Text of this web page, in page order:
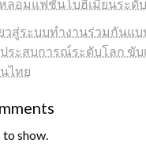
ลอมแฟชั่นโบฮีเมียนระดั
วสู่ระบบทำงานร่วมกันแบ
ประสบการณ์ระดับโลก ขั
ไทย
show.